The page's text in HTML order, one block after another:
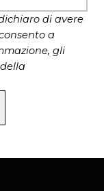
di avere
a
gli